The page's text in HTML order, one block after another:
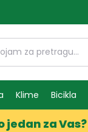
Klime Bicikla
jedan za Vas?